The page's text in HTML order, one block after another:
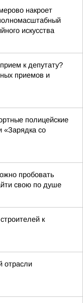
накроет
искусства
к депутату?
приемов и
полицейские
«Зарядка со
пробовать
свою по душе
к
отрасли